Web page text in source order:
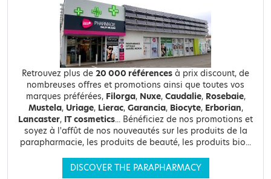
Retrouvez plus de 20 000 références à prix discount, de
nombreuses offres et promotions ainsi que toutes vos
marques préférées, Filorga, Nuxe, Caudalie, Rosebaie,
Mustela, Uriage, Lierac, Garancia, Biocyte, Erborian,
Lancaster, IT cosmetics... Bénéficiez de nos promotions et
soyez à l'affût de nos nouveautés sur les produits de la
parapharmacie, les produits de beauté, les produits bio...
DISCOVER THE PARAPHARMACY